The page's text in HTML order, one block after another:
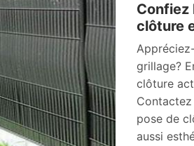
Confiez
clôture
grillage?
clôture
pose de
aussi